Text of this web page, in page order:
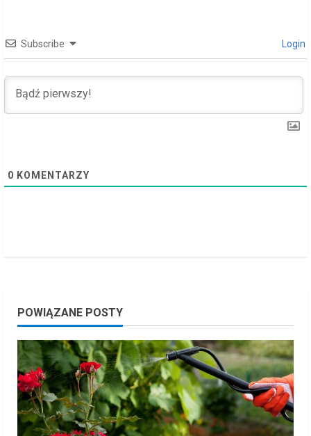
a
d
i
g
Subscribe Login
0 KOMENTARZY
POWIĄZANE POSTY